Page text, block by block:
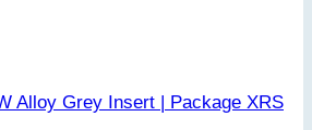
Alloy Grey Insert | Package XRS